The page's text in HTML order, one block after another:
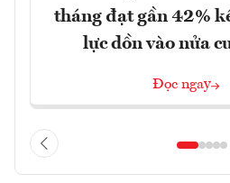
tháng đạt gần 42%
lực dồn vào nửa
Đọc ngay